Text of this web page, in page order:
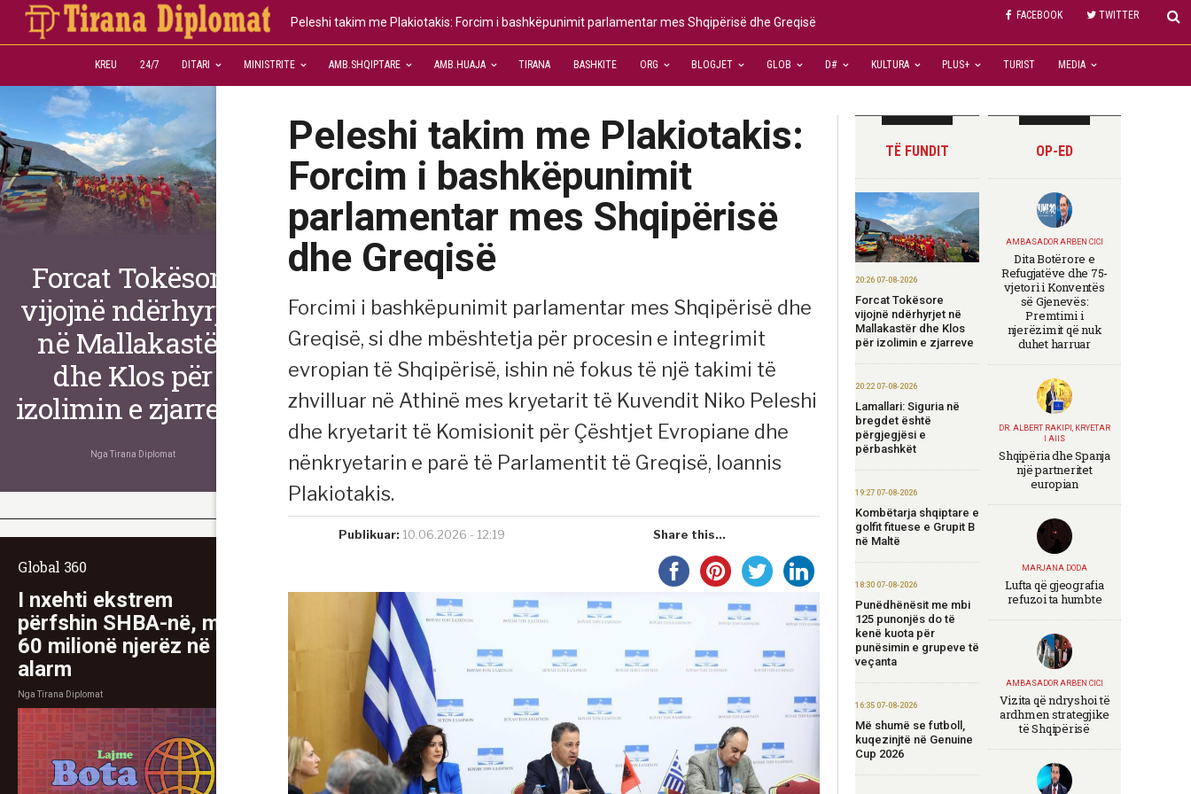
FACEBOOK TWITTER
Peleshi takim me Plakiotakis: Forcim i bashkëpunimit parlamentar mes Shqipërisë dhe Greqisë
KREU 24/7 DITARI MINISTRITE AMB.SHQIPTARE AMB.HUAJA TIRANA BASHKITE ORG BLOGJET GLOB D# KULTURA PLUS+ TURIST MEDIA
Peleshi takim me Plakiotakis:
Forcim i bashkëpunimit
parlamentar mes Shqipërisë
dhe Greqisë
Forcimi i bashkëpunimit parlamentar mes Shqipërisë dhe
Greqisë, si dhe mbështetja për procesin e integrimit
evropian të Shqipërisë, ishin në fokus të një takimi të
zhvilluar në Athinë mes kryetarit të Kuvendit Niko Peleshi
dhe kryetarit të Komisionit për Çështjet Evropiane dhe
nënkryetarin e parë të Parlamentit të Greqisë, Ioannis
Plakiotakis.
Publikuar: 10.06.2026 - 12:19 Share this...
TË FUNDIT
20:26 07-08-2026
Forcat Tokësore
vijojnë ndërhyrjet në
Mallakastër dhe Klos
për izolimin e zjarreve
20:22 07-08-2026
Lamallari: Siguria në
bregdet është
përgjegjësi e
përbashkët
19:27 07-08-2026
Kombëtarja shqiptare e
golfit fituese e Grupit B
në Maltë
18:30 07-08-2026
Punëdhënësit me mbi
125 punonjës do të
kenë kuota për
punësimin e grupeve të
veçanta
16:35 07-08-2026
Më shumë se futboll,
kuqezinjtë në Genuine
Cup 2026
OP-ED
AMBASADOR ARBEN CICI
Dita Botërore e
Refugjatëve dhe 75-
vjetori i Konventës
së Gjenevës:
Premtimi i
njerëzimit që nuk
duhet harruar
DR. ALBERT RAKIPI, KRYETAR
I AIIS
Shqipëria dhe Spanja
një partneritet
europian
MARJANA DODA
Lufta që gjeografia
refuzoi ta humbte
AMBASADOR ARBEN CICI
Vizita që ndryshoi të
ardhmen strategjike
të Shqipërisë
Forcat Tokësore
vijojnë ndërhyrjet
në Mallakastër
dhe Klos për
izolimin e zjarreve
Nga Tirana Diplomat
Global 360
I nxehti ekstrem
përfshin SHBA-në, mbi
60 milionë njerëz në
alarm
NgaTirana Diplomat